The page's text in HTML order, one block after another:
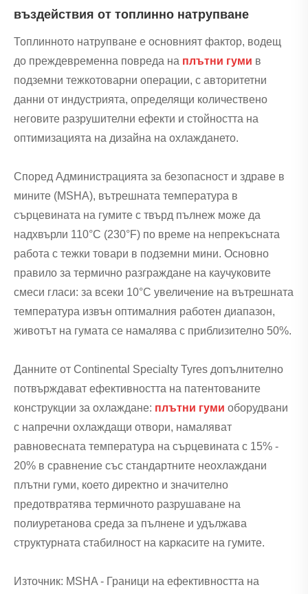
въздействия от топлинно натрупване
Топлинното натрупване е основният фактор, водещ
до преждевременна повреда на плътни гуми в
подземни тежкотоварни операции, с авторитетни
данни от индустрията, определящи количествено
неговите разрушителни ефекти и стойността на
оптимизацията на дизайна на охлаждането.
Според Администрацията за безопасност и здраве в
мините (MSHA), вътрешната температура в
сърцевината на гумите с твърд пълнеж може да
надхвърли 110°C (230°F) по време на непрекъсната
работа с тежки товари в подземни мини. Основно
правило за термично разграждане на каучуковите
смеси гласи: за всеки 10°C увеличение на вътрешната
температура извън оптималния работен диапазон,
животът на гумата се намалява с приблизително 50%.
Данните от Continental Specialty Tyres допълнително
потвърждават ефективността на патентованите
конструкции за охлаждане: плътни гуми оборудвани
с напречни охлаждащи отвори, намаляват
равновесната температура на сърцевината с 15% -
20% в сравнение със стандартните неохлаждани
плътни гуми, което директно и значително
предотвратява термичното разрушаване на
полиуретанова среда за пълнене и удължава
структурната стабилност на каркасите на гумите.
Източник: MSHA - Граници на ефективността на